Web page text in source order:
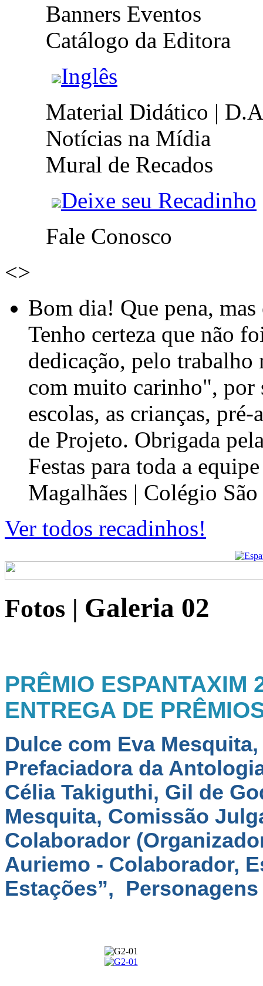
Banners Eventos
Catálogo da Editora
Inglês
Material Didático |
Notícias na Mídia
Mural de Recados
Deixe seu Recadinho
Fale Conosco
<>
Bom dia! Que pena,
Tenho certeza que não
dedicação, pelo
com muito carinho", por
escolas, as crianças, pré-
de Projeto. Obrigada
Festas para toda a
Magalhães | Colégio
Ver todos recadinhos!
Fotos | Galeria 02
PRÊMIO ESPANTAXIM
ENTREGA DE
Dulce com Eva
Prefaciadora da
Célia Takiguthi, Gil de
Mesquita, Comissão
Colaborador
Auriemo - Colaborador,
Estações”,